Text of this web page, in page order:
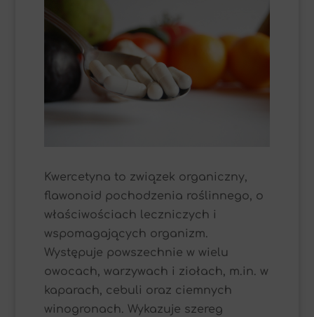
Kwercetyna to związek organiczny,
flawonoid pochodzenia roślinnego, o
właściwościach leczniczych i
wspomagających organizm.
Występuje powszechnie w wielu
owocach, warzywach i ziołach, m.in. w
kaparach, cebuli oraz ciemnych
winogronach. Wykazuje szereg